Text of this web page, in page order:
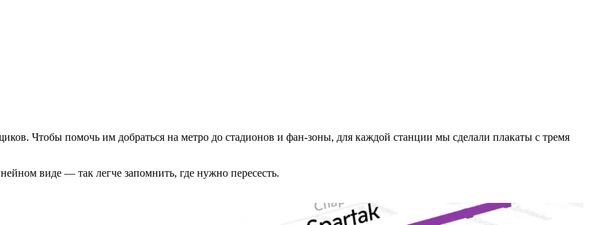
Чтобы помочь им добраться на метро до стадионов и фан-зоны, для каждой станции мы сделали плакаты с тремя
виде — так легче запомнить, где нужно пересесть.